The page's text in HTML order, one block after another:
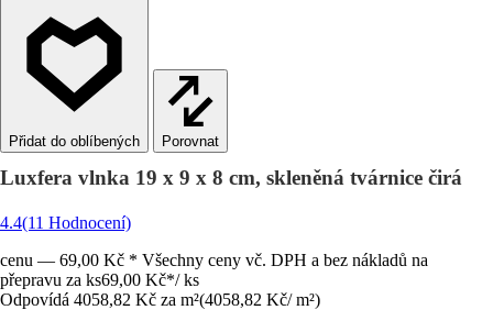
Porovnat
Luxfera vlnka 19 x 9 x 8 cm, skleněná tvárnice čirá
4.4(11 Hodnocení)
cenu — 69,00 Kč * Všechny ceny vč. DPH a bez nákladů na
přepravu za ks69,00 Kč*/ ks
Odpovídá 4058,82 Kč za m²(4058,82 Kč/ m²)